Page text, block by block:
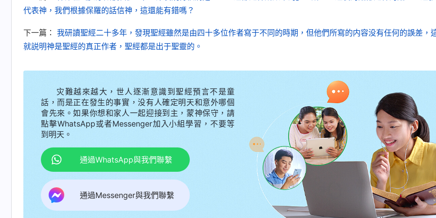
代表神，我們根據保羅的話信神，這還能有錯嗎？
下一篇： 我研讀聖經二十多年，發現聖經雖然是由四十多位作者寫于不同的時期，但他們所寫的内容没有任何的誤差，
就説明神是聖經的真正作者，聖經都是出于聖靈的。
灾難越來越大，世人逐漸意識到聖經預言不是童
話，而是正在發生的事實，没有人確定明天和意外哪個
會先來。如果你想和家人一起迎接到主，蒙神保守，請
點擊WhatsApp或者Messenger加入小組學習，不要等
到明天。
通過WhatsApp與我們聯繫
通過Messenger與我們聯繫